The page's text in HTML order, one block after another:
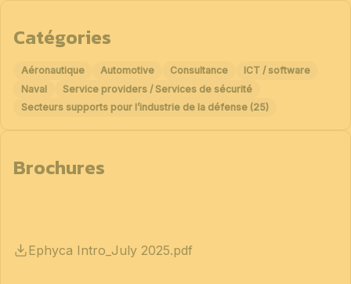
Catégories
Aéronautique Automotive Consultance
ICT / software
Naval
Service providers / Services de sécurité
Secteurs supports pour l’industrie de la défense (25)
Brochures
Ephyca Intro_July 2025.pdf